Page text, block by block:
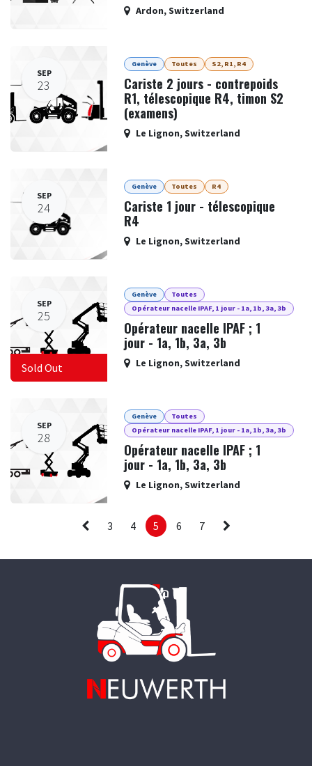
Ardon,Switzerland
SEP
23
Genève Toutes S2, R1, R4
Cariste 2 jours - contrepoids
R1, télescopique R4, timon S2
(examens)
Le Lignon,Switzerland
SEP
24
Genève Toutes R4
Cariste 1 jour - télescopique
R4
Le Lignon,Switzerland
SEP
25
Sold Out
Genève
Toutes
Opérateur nacelle IPAF, 1 jour - 1a, 1b, 3a, 3b
Opérateur nacelle IPAF ; 1
jour - 1a, 1b, 3a, 3b
Le Lignon,Switzerland
SEP
28
Genève
Toutes
Opérateur nacelle IPAF, 1 jour - 1a, 1b, 3a, 3b
Opérateur nacelle IPAF ; 1
jour - 1a, 1b, 3a, 3b
Le Lignon,Switzerland
3 4 5 6 7